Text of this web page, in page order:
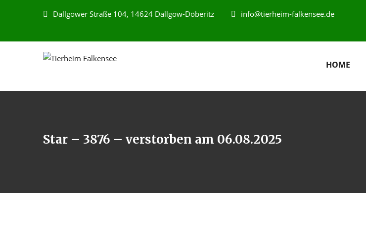
Dallgower Straße 104, 14624 Dallgow-Döberitz info@tierheim-falkensee.de
HOME
Star – 3876 – verstorben am 06.08.2025